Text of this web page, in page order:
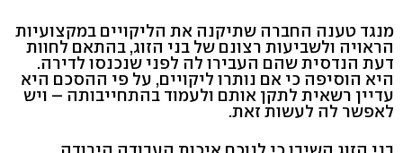
מנגד טענה החברה שתיקנה את הליקויים במקצועיות
הראויה ולשביעות רצונם של בני הזוג, בהתאם לחוות
דעת הנדסית שהם העבירו לה לפני שנכנסו לדירה.
היא הוסיפה כי אם נותרו ליקויים, על פי ההסכם היא
עדיין רשאית לתקן אותם ולעמוד בהתחייבותה – ויש
לאפשר לה לעשות זאת.